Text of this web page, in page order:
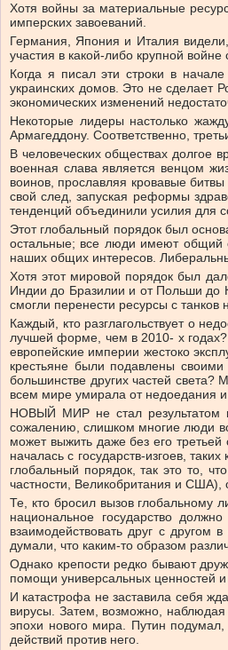
Хотя войны за материальные
имперских завоеваний.
Германия, Япония и Италия
участия в какой-либо крупной войне
Когда я писал эти строки в
украинских домов. Это не сделает
экономических изменений
Некоторые лидеры настолько
Армагеддону. Соответственно,
В человеческих обществах долгое
военная слава является венцом
воинов, прославляя кровавые
свой след, запуская реформы
тенденций объединили усилия для
Этот глобальный порядок был
остальные; все люди имеют общий
наших общих интересов.
Хотя этот мировой порядок был
Индии до Бразилии и от Польши до
смогли перенести ресурсы с
Каждый, кто разглагольствует о
лучшей форме, чем в 2010- х
европейские империи жестоко
крестьяне были подавлены
большинстве других частей света?
всем мире умирала от недоедания
НОВЫЙ МИР не стал результатом
сожалению, слишком многие люди
может выжить даже без его
началась с государств-изгоев,
глобальный порядок, так это то,
частности, Великобритания и США),
Те, кто бросил вызов глобальному
национальное государство
взаимодействовать друг с другом
думали, что каким-то образом
Однако крепости редко бывают
помощи универсальных ценностей
И катастрофа не заставила себя
вирусы. Затем, возможно,
эпохи нового мира. Путин
действий против него.